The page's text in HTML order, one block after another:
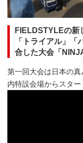
FIELDSTYLEの新
「トライアル」
合した大会「
第一回大会は日本の
内特設会場からスタ